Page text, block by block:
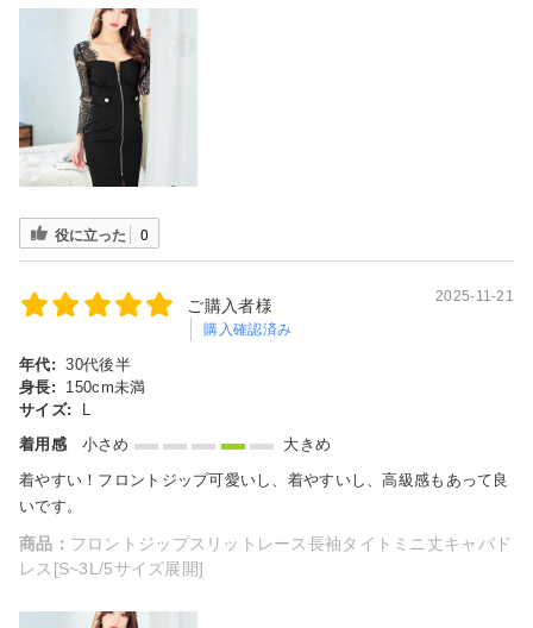
役に立った 0
ご購入者様
購入確認済み
2025-11-21
年代: 30代後半
身長:
150cm未満
サイズ:
L
着用感
小さめ
大きめ
着やすい！フロントジップ可愛いし、着やすいし、高級感もあって良
いです。
商品： フロントジップスリットレース長袖タイトミニ丈キャバド
レス[S~3L/5サイズ展開]